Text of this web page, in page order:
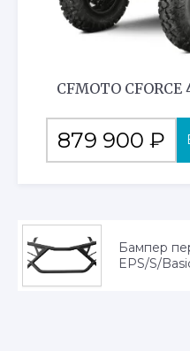
CFMOTO
879 900 ₽
Бампер
EPS/S/